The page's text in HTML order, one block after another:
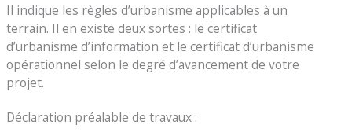
Il indique les règles d’urbanisme applicables à un
terrain. Il en existe deux sortes : le certificat
d’urbanisme d’information et le certificat d’urbanisme
opérationnel selon le degré d’avancement de votre
projet.
Déclaration préalable de travaux :